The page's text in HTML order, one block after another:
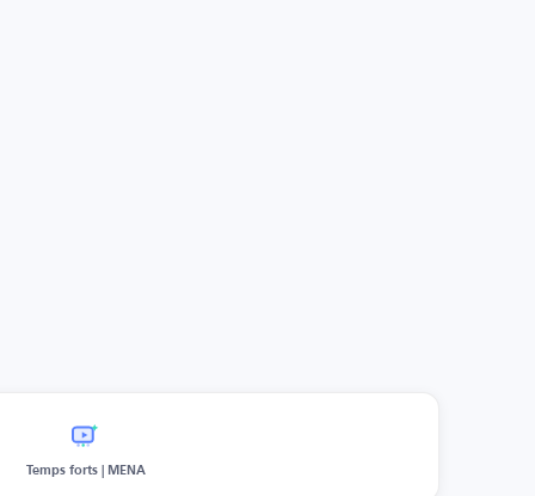
Temps forts | MENA